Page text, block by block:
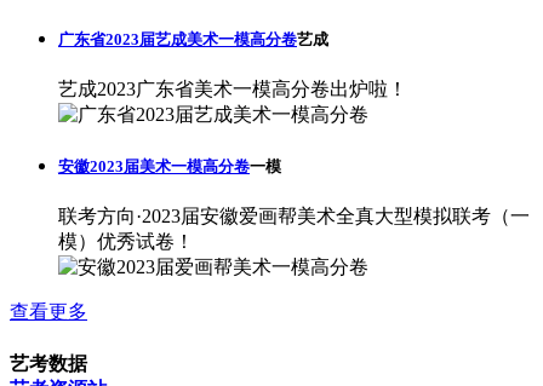
广东省2023届艺成美术一模高分卷艺成
艺成2023广东省美术一模高分卷出炉啦！
安徽2023届美术一模高分卷一模
联考方向·2023届安徽爱画帮美术全真大型模拟联考（一
模）优秀试卷！
查看更多
艺考数据